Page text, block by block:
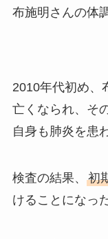
布施明さんの体
2010年代初め、
亡くなられ、そ
自身も肺炎を患
検査の結果、 初
けることになっ